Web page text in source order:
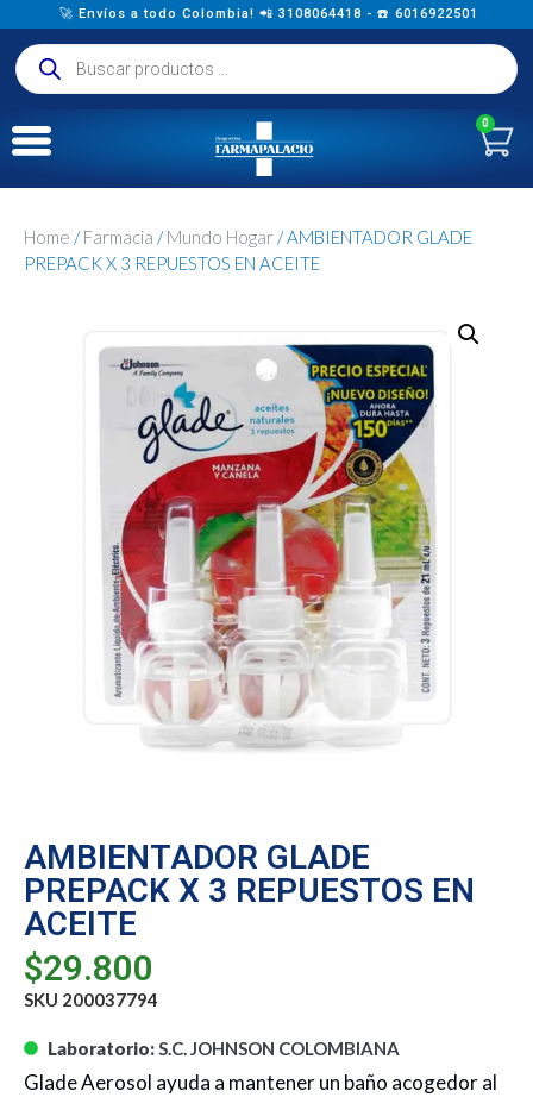
🚀 Envíos a todo Colombia! 📲 3108064418 - ☎️ 6016922501
0
Home /Farmacia /Mundo Hogar / AMBIENTADOR GLADE
PREPACK X 3 REPUESTOS EN ACEITE
AMBIENTADOR GLADE
PREPACK X 3 REPUESTOS EN
ACEITE
$29.800
SKU 200037794
Laboratorio:S.C. JOHNSON COLOMBIANA
Glade Aerosol ayuda a mantener un baño acogedor al